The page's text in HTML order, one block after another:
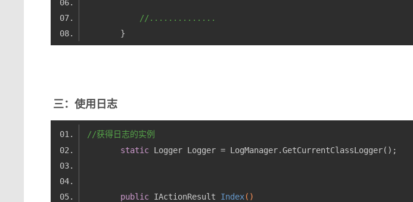
//..............
三：使用日志
//获得日志的实例
static
public IActionResult Index()